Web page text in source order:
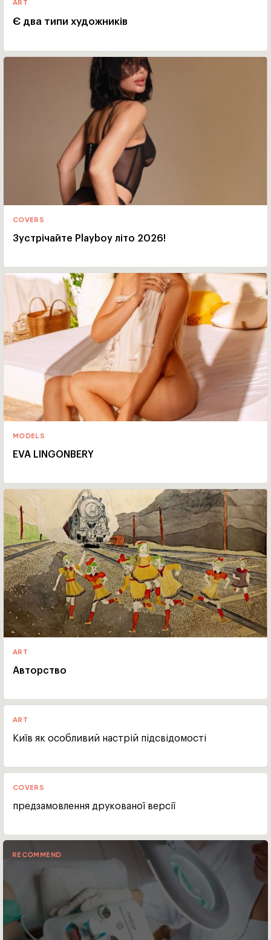
ART
Є два типи художників
COVERS
Зустрічайте Playboy літо 2026!
MODELS
EVA LINGONBERY
ART
Авторство
ART
Київ як особливий настрій підсвідомості
COVERS
предзамовлення друкованої версії
RECOMMEND